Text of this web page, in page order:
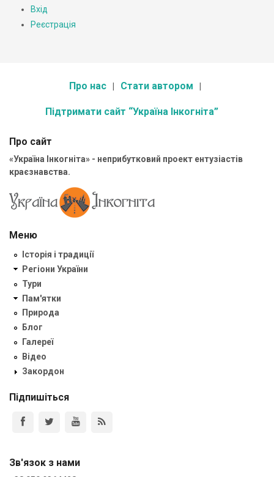
Вхід
Реєстрація
Про нас Стати автором
Підтримати сайт “Україна Інкогніта”
Про сайт
«Україна Інкогніта» - неприбутковий проект ентузіастів
краєзнавства.
Меню
Історія і традиції
Регіони України
Тури
Пам'ятки
Природа
Блог
Галереї
Відео
Закордон
Підпишіться
Зв'язок з нами